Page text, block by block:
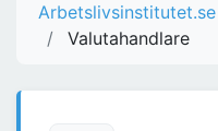
Arbetslivsinstitutet.se
Valutahandlare